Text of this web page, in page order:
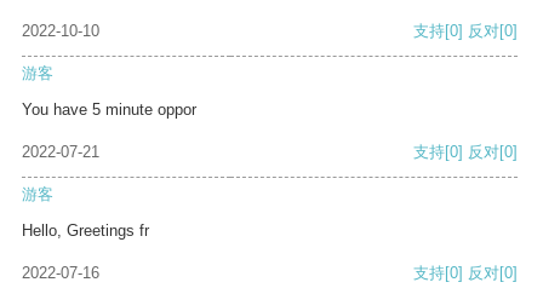
2022-10-10 支持[0] 反对[0]
游客
You have 5 minute oppor
2022-07-21 支持[0] 反对[0]
游客
Hello, Greetings fr
2022-07-16 支持[0] 反对[0]